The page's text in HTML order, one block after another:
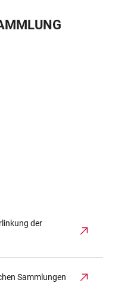
der
Sammlungen